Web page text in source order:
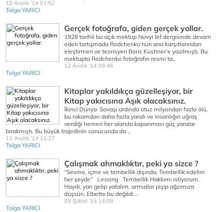
10 Aralık '14 01:52
Tolga YARICI
Gerçek fotoğrafa, giden gerçek yollar.
1928 tarihli bu açık mektup Novyi lef dergisinde devam
eden tartışmada Rodchenko’nun ana karşıtlarından
eleştirmen ve teorisyen Boris Kushner’e yazılmıştı. Bu
mektupta Rodchenko fotoğrafın resmi ta..
12 Aralık '14 09:46
Tolga YARICI
Kitaplar yakıldıkça güzelleşiyor, bir
Kitap yakıcısına Aşık olacaksınız.
İkinci Dünya Savaşı ardında otuz milyondan fazla ölü,
bu rakamdan daha fazla yaralı ve insanlığın uğraş
verdiği hemen her alanda kapanması güç yaralar
bırakmıştı. Bu büyük trajedinin sonucunda da ..
11 Aralık '14 11:27
Tolga YARICI
Çalışmak ahmaklıktır, peki ya sizce ?
“Sevme, içme ve tembellik dışında, Tembellik edelim
her şeyde” Lessing Tembellik Hakkımı istiyorum.
Haydi, yan gelip yatalım, armutlar pişip ağzımıza
düşsün. Elbette bu değildi ..
09 Şubat '15 14:08
Tolga YARICI